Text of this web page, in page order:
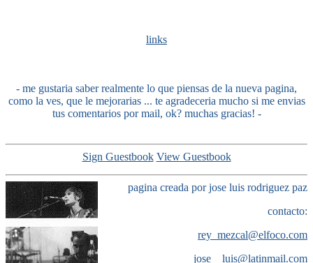
links
- me gustaria saber realmente lo que piensas de la nueva pagina,
como la ves, que le mejorarias ... te agradeceria mucho si me envias
tus comentarios por mail, ok? muchas gracias! -
Sign Guestbook View Guestbook
pagina creada por jose luis rodriguez paz
contacto:
rey_mezcal@elfoco.com
jose__luis@latinmail.com